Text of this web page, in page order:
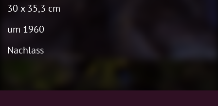
30 x 35,3 cm
um 1960
Nachlass